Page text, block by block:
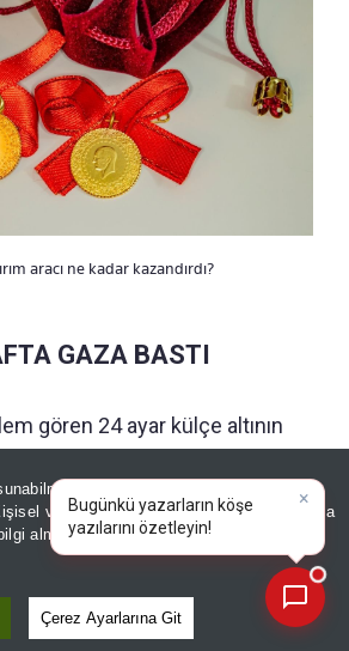
adına sitemizde
verileriniz, KVKK ve GDPR kapsamında
almak içinAydınlatma Metnimizi
Çerez Ayarlarına Git
aracı ne kadar kazandırdı?
GAZA BASTI
gören 24 ayar külçe altının
altınının satış fiyatı da
43 bin 532 liraya çıktı.
Bugünkü yazarların köşe y